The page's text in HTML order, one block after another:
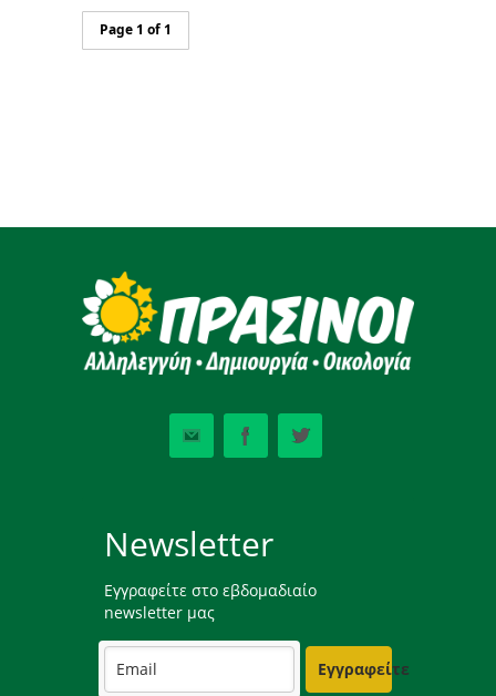
Page 1 of 1
Newsletter
Εγγραφείτε στο εβδομαδιαίο
newsletter μας
Εγγραφείτε